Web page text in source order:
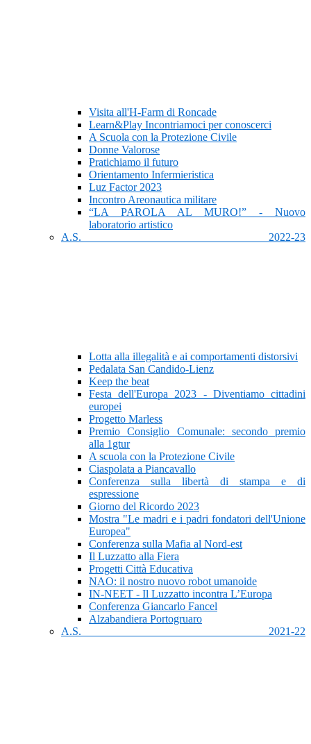
Visita all'H-Farm di Roncade
Learn&Play Incontriamoci per conoscerci
A Scuola con la Protezione Civile
Donne Valorose
Pratichiamo il futuro
Orientamento Infermieristica
Luz Factor 2023
Incontro Areonautica militare
“LA PAROLA AL MURO!” - Nuovo
laboratorio artistico
A.S. 2022-23
Lotta alla illegalità e ai comportamenti distorsivi
Pedalata San Candido-Lienz
Keep the beat
Festa dell'Europa 2023 - Diventiamo cittadini
europei
Progetto Marless
Premio Consiglio Comunale: secondo premio
alla 1gtur
A scuola con la Protezione Civile
Ciaspolata a Piancavallo
Conferenza sulla libertà di stampa e di
espressione
Giorno del Ricordo 2023
Mostra "Le madri e i padri fondatori dell'Unione
Europea"
Conferenza sulla Mafia al Nord-est
Il Luzzatto alla Fiera
Progetti Città Educativa
NAO: il nostro nuovo robot umanoide
IN-NEET - Il Luzzatto incontra L’Europa
Conferenza Giancarlo Fancel
Alzabandiera Portogruaro
A.S. 2021-22